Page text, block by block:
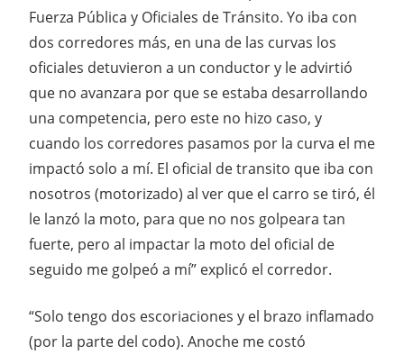
Fuerza Pública y Oficiales de Tránsito. Yo iba con
dos corredores más, en una de las curvas los
oficiales detuvieron a un conductor y le advirtió
que no avanzara por que se estaba desarrollando
una competencia, pero este no hizo caso, y
cuando los corredores pasamos por la curva el me
impactó solo a mí. El oficial de transito que iba con
nosotros (motorizado) al ver que el carro se tiró, él
le lanzó la moto, para que no nos golpeara tan
fuerte, pero al impactar la moto del oficial de
seguido me golpeó a mí” explicó el corredor.
“Solo tengo dos escoriaciones y el brazo inflamado
(por la parte del codo). Anoche me costó